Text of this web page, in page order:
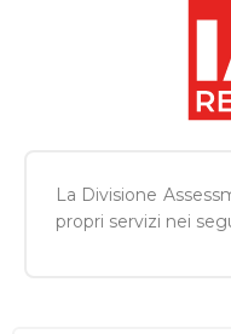
La Divisione
propri servizi nei